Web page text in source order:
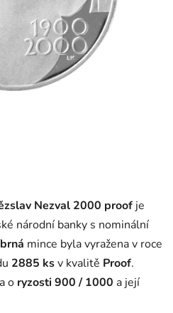
Nezval 2000 proof je
národní banky s nominální
mince byla vyražena v roce
2885 ksv kvalitě Proof.
o ryzosti 900 / 1000 a její